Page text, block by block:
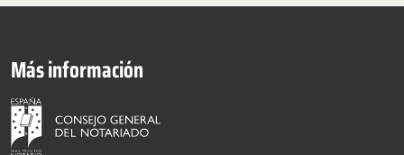
Más información